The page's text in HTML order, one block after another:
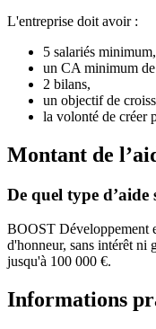
L'entreprise doit avoir :
5 salariés minimum,
un CA minimum
2 bilans,
un objectif de
la volonté de créer
Montant de
De quel type d’aide
BOOST Développement
d'honneur, sans intérêt ni
jusqu'à 100 000 €.
Informations